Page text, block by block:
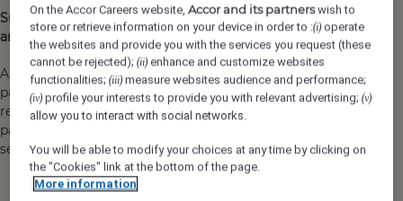
Sua inspiração encontrará novas referências em nossa
arte.
Além de uma experiência estimulante, este é o lugar
para ficar à vontade em todos os momentos, uma
reunião de negócios, um jantar com amigos ou até um
passeio no parque, sendo perfeito para quem quer se
sentir em casa em qualquer lugar.
On the Accor Careers website,Accor and its partnerswish to
store or retrieve information on your device in order to :(i) operate
the websites and provide you with the services you request (these
cannot be rejected);(ii) enhance and customize websites
functionalities;(iii) measure websites audience and performance;
(iv) profile your interests to provide you with relevant advertising;(v)
allow you to interact with social networks.
You will be able to modify your choices at any time by clicking on
the "Cookies" link at the bottom of the page.
More information